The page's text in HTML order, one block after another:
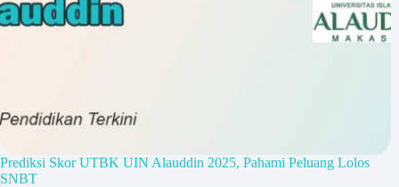
Prediksi Skor UTBK UIN Alauddin 2025, Pahami Peluang Lolos
SNBT